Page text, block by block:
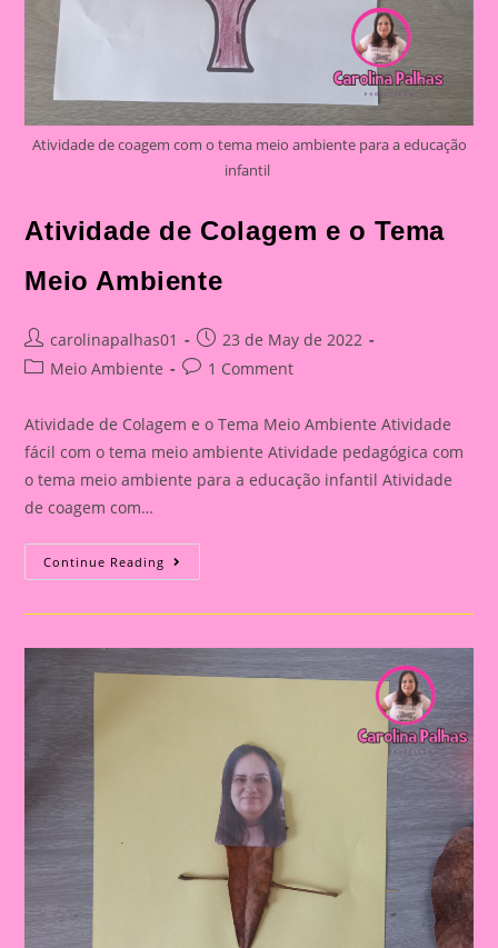
Atividade de coagem com o tema meio ambiente para a educação
infantil
Atividade de Colagem e o Tema
Meio Ambiente
Post
author:
carolinapalhas01
Post
published:
23 de May de 2022
PostMeio Ambiente
Post1 Comment
Atividade de Colagem e o Tema Meio Ambiente Atividade
fácil com o tema meio ambiente Atividade pedagógica com
o tema meio ambiente para a educação infantil Atividade
de coagem com…
Continue Reading Atividade
De
E
Meio
Ambiente